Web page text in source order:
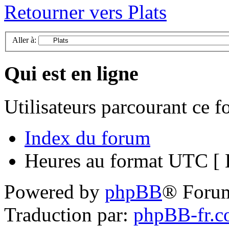
Retourner vers Plats
Aller à:
Qui est en ligne
Utilisateurs parcourant ce
Index du forum
Heures au format UTC [
Powered by phpBB®
Traduction par: phpBB-